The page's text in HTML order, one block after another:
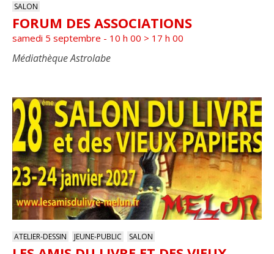
SALON
FORUM DES ASSOCIATIONS
samedi 5 septembre - 10 h 00 > 17 h 00
Médiathèque Astrolabe
ATELIER-DESSIN JEUNE-PUBLIC SALON